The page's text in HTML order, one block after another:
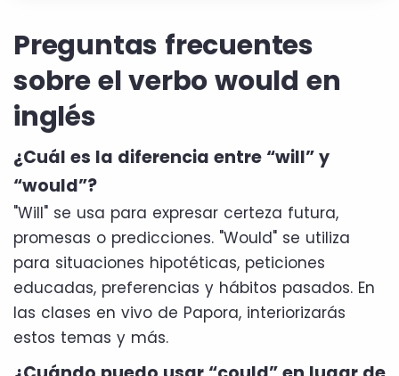
Preguntas frecuentes
sobre el verbo would en
inglés
¿Cuál es la diferencia entre “will” y
“would”?
"Will" se usa para expresar certeza futura,
promesas o predicciones. "Would" se utiliza
para situaciones hipotéticas, peticiones
educadas, preferencias y hábitos pasados. En
las clases en vivo de Papora, interiorizarás
estos temas y más.